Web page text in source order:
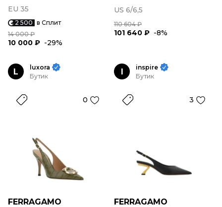
EU 35
2 500 в Сплит
14 000 ₽
10 000 ₽ -29%
US 6/6,5
110 604 ₽
101 640 ₽ -8%
L
luxora
Бутик
0
FERRAGAMO
I
inspire
Бутик
3
FERRAGAMO